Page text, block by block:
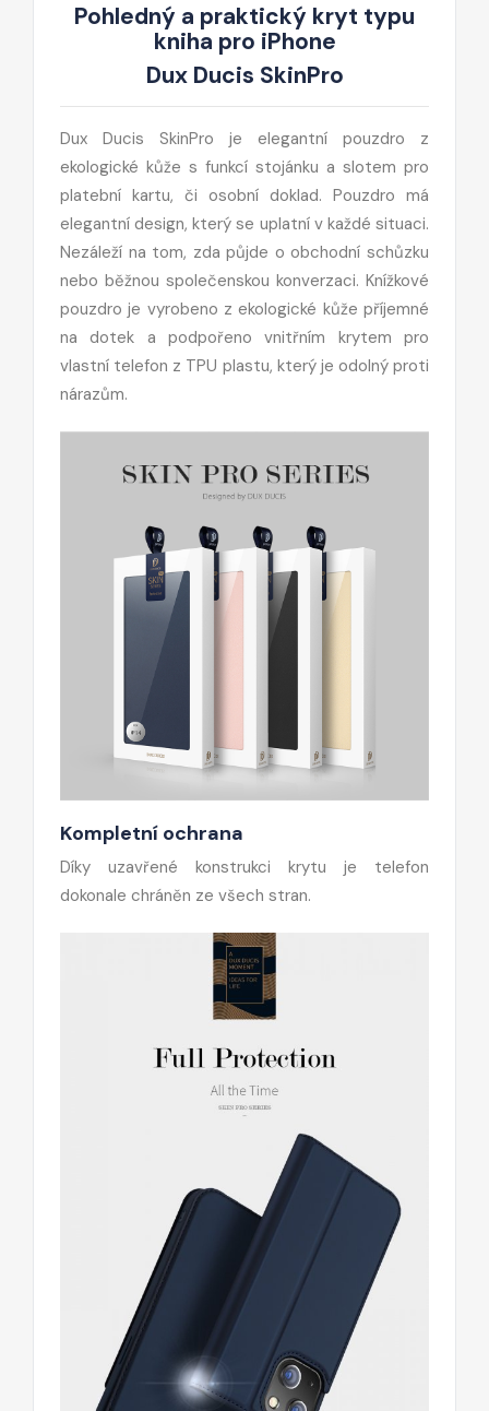
Pohledný a praktický kryt typu
kniha pro iPhone
Dux Ducis SkinPro
Dux Ducis SkinPro je elegantní pouzdro z
ekologické kůže s funkcí stojánku a slotem pro
platební kartu, či osobní doklad. Pouzdro má
elegantní design, který se uplatní v každé situaci.
Nezáleží na tom, zda půjde o obchodní schůzku
nebo běžnou společenskou konverzaci. Knížkové
pouzdro je vyrobeno z ekologické kůže příjemné
na dotek a podpořeno vnitřním krytem pro
vlastní telefon z TPU plastu, který je odolný proti
nárazům.
Kompletní ochrana
Díky uzavřené konstrukci krytu je telefon
dokonale chráněn ze všech stran.